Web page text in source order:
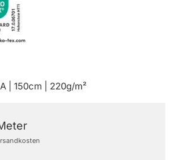
| 150cm | 220g/m²